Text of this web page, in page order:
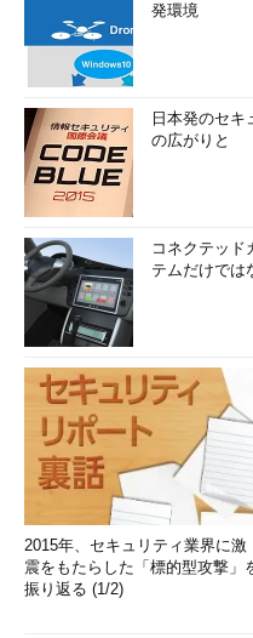
発環境
日本発のセキ
の広がりと
コネクテッド
テムだけでは
2015年、セキュリティ業界に激
震をもたらした「標的型攻撃」
振り返る (1/2)